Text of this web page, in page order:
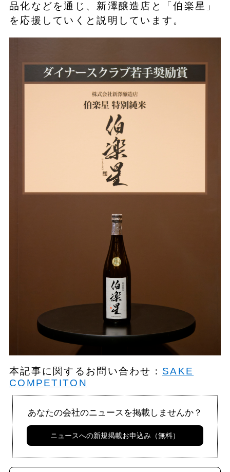
品化などを通じ、新澤醸造店と「伯楽星」
を応援していくと説明しています。
本記事に関するお問い合わせ： SAKE
COMPETITON
あなたの会社のニュースを掲載しませんか？
ニュースへの新規掲載お申込み（無料）